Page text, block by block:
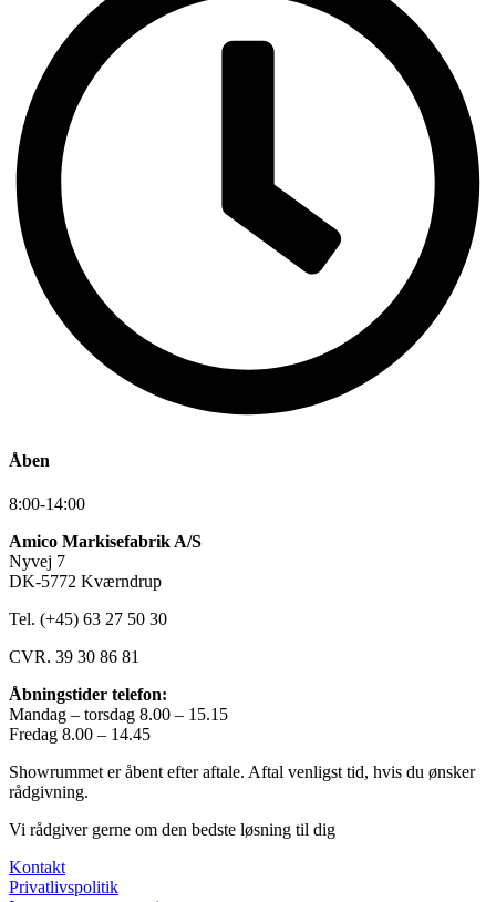
Åben
8:00-14:00
Amico Markisefabrik A/S
Nyvej 7
DK-5772 Kværndrup
Tel. (+45) 63 27 50 30
CVR. 39 30 86 81
Åbningstider telefon:
Mandag – torsdag 8.00 – 15.15
Fredag 8.00 – 14.45
Showrummet er åbent efter aftale. Aftal venligst tid, hvis du ønsker
rådgivning.
Vi rådgiver gerne om den bedste løsning til dig
Kontakt
Privatlivspolitik